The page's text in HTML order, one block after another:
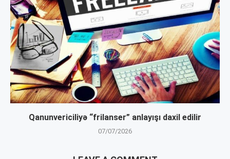
Qanunvericiliyə “frilanser” anlayışı daxil edilir
07/07/2026